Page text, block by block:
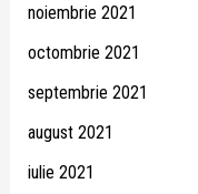
noiembrie 2021
octombrie 2021
septembrie 2021
august 2021
iulie 2021